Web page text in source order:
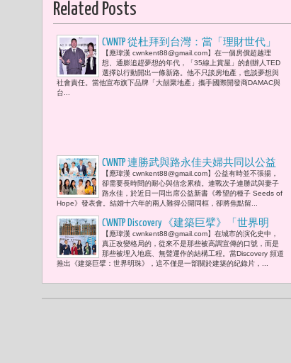
Related Posts
CWNTP 從杜拜到台灣：當「理財世代」
遇見「社會意識」-- 網紅TED、愛莉莎莎
與瑀熙的跨界實驗 「真正的投資，不僅
是買下一座城市，而是讓城市學會溫
【應瑋漢 cwnkent88@gmail.com】在一個房價超越理
想、通膨追趕夢想的年代，「35線上賞屋」的創辦人TED
選擇以行動開出一條新路。他不只談房地產，也談夢想與
社會責任。當他宣布旗下品牌「大囍聚地產」攜手國際開發商DAMAC與
台...
CWNTP 連勝武與路永佳夫婦共同以公益
新書《希望的種子》為孩子種下希望 帶
動曲艾玲、黃嘉千、聶雲、小刀、廖家
儀、張齡予與徐裕明（Akin）眾好友把
時間寫成善意
【應瑋漢 cwnkent88@gmail.com】公益有時並不張揚，
卻需要長時間的耐心與信念累積。連戰次子連勝武與妻子
路永佳，於近日一同出席公益新書《希望的種子 Seeds of
Hope》發表會。結婚十六年的兩人難得公開同框，卻將焦點留...
CWNTP Discovery 《建築巨擘》「世界明
珠」耐震能力達0.41G 不只是豪宅 「地
上是資產的高度，地下是安全的深
度。」
【應瑋漢 cwnkent88@gmail.com】在城市的演化史中，
真正改變格局的，從來不是那些被高調宣傳的口號，而是
那些被埋入地底、無聲運作的結構工程。當Discovery 頻道
推出《建築巨擘：世界明珠》，這不僅是一部關於建築的紀錄片，...